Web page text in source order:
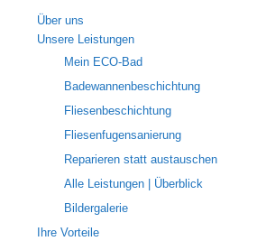
Über uns
Unsere Leistungen
Mein ECO-Bad
Badewannenbeschichtung
Fliesenbeschichtung
Fliesenfugensanierung
Reparieren statt austauschen
Alle Leistungen | Überblick
Bildergalerie
Ihre Vorteile